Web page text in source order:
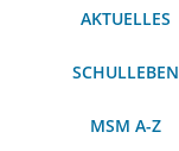
AKTUELLES
SCHULLEBEN
MSM A-Z